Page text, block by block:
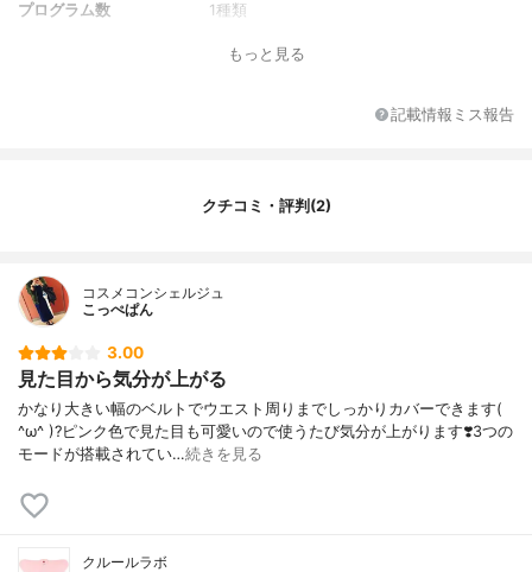
プログラム数
1種類
税抜1,800円(交換目安:約20回)
もっと見る
記載情報ミス報告
クチコミ・評判(2)
コスメコンシェルジュ
こっぺぱん
3.00
見た目から気分が上がる
かなり大きい幅のベルトでウエスト周りまでしっかりカバーできます(
^ω^ )?ピンク色で見た目も可愛いので使うたび気分が上がります❣️3つの
モードが搭載されてい…続きを見る
クルールラボ